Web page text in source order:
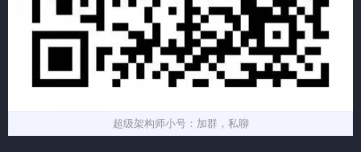
超级架构师小号：加群，私聊